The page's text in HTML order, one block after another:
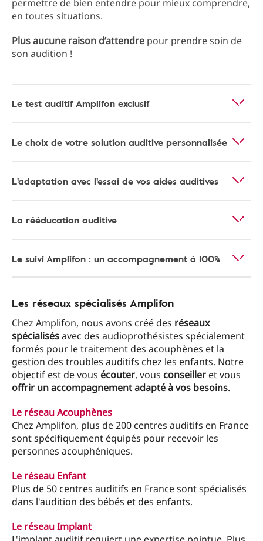
permettre de bien entendre pour mieux comprendre,
en toutes situations.
Plus aucune raison d’attendre pour prendre soin de
son audition !
Le test auditif Amplifon exclusif
Le choix de votre solution auditive personnalisée
L'adaptation avec l'essai de vos aides auditives
La rééducation auditive
Le suivi Amplifon : un accompagnement à 100%
Les réseaux spécialisés Amplifon
Chez Amplifon, nous avons créé des réseaux
spécialisésavec des audioprothésistes spécialement
formés pour le traitement des acouphènes et la
gestion des troubles auditifs chez les enfants. Notre
objectif est de vous écouter, vous conseiller et vous
offrir un accompagnement adapté à vos besoins.
Le réseau Acouphènes
Chez Amplifon, plus de 200 centres auditifs en France
sont spécifiquement équipés pour recevoir les
personnes acouphéniques.
Le réseau Enfant
Plus de 50 centres auditifs en France sont spécialisés
dans l'audition des bébés et des enfants.
Le réseau Implant